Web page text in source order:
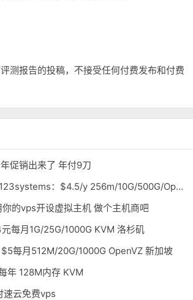
测报告的投稿，不接受任何付费发布和付费
促销出来了 年付9刀
【vps优惠】123systems：$4.5/y 256m/10G/500G/Openvz 多机房
的vps开设虚拟主机 做个主机商吧
每月1G/25G/1000G KVM 洛杉矶
每月512M/20G/1000G OpenVZ 新加坡
年 128M内存 KVM
云免费vps